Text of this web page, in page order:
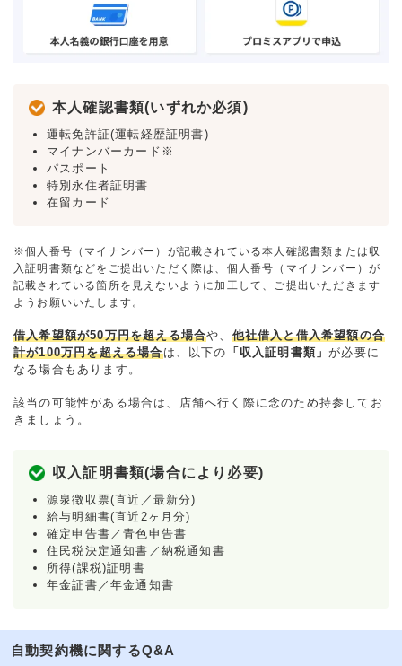
本人確認書類(いずれか必須)
運転免許証(運転経歴証明書)
マイナンバーカード※
パスポート
特別永住者証明書
在留カード
※個人番号（マイナンバー）が記載されている本人確認書類または収
入証明書類などをご提出いただく際は、個人番号（マイナンバー）が
記載されている箇所を見えないように加工して、ご提出いただきます
ようお願いいたします。
借入希望額が50万円を超える場合や、 他社借入と借入希望額の合
計が100万円を超える場合は、以下の 「収入証明書類」が必要に
なる場合もあります。
該当の可能性がある場合は、店舗へ行く際に念のため持参してお
きましょう。
収入証明書類(場合により必要)
源泉徴収票(直近／最新分)
給与明細書(直近2ヶ月分)
確定申告書／青色申告書
住民税決定通知書／納税通知書
所得(課税)証明書
年金証書／年金通知書
自動契約機に関するQ&A